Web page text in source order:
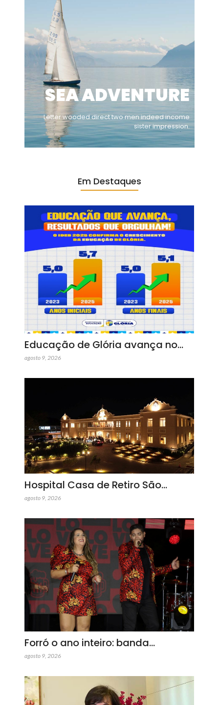
SEA ADVENTURE
Letter wooded direct two men indeed income
sister impression.
Em Destaques
Educação de Glória avança no…
agosto 9, 2026
Hospital Casa de Retiro São…
agosto 9, 2026
Forró o ano inteiro: banda…
agosto 9, 2026